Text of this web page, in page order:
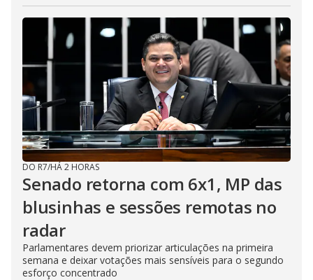
DO R7/HÁ 2 HORAS
Senado retorna com 6x1, MP das
blusinhas e sessões remotas no
radar
Parlamentares devem priorizar articulações na primeira
semana e deixar votações mais sensíveis para o segundo
esforço concentrado